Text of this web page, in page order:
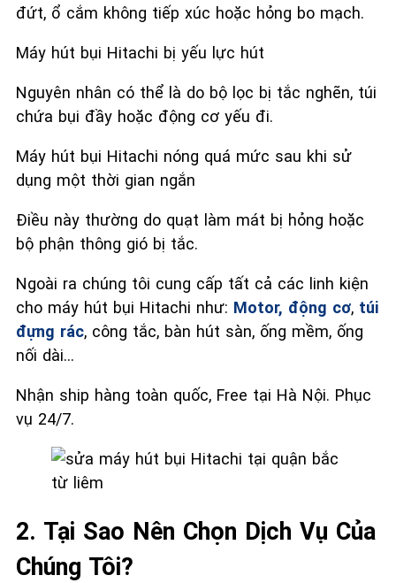
đứt, ổ cắm không tiếp xúc hoặc hỏng bo mạch.
Máy hút bụi Hitachi bị yếu lực hút
Nguyên nhân có thể là do bộ lọc bị tắc nghẽn, túi
chứa bụi đầy hoặc động cơ yếu đi.
Máy hút bụi Hitachi nóng quá mức sau khi sử
dụng một thời gian ngắn
Điều này thường do quạt làm mát bị hỏng hoặc
bộ phận thông gió bị tắc.
Ngoài ra chúng tôi cung cấp tất cả các linh kiện
cho máy hút bụi Hitachi như: Motor, động cơ, túi
đựng rác, công tắc, bàn hút sàn, ống mềm, ống
nối dài…
Nhận ship hàng toàn quốc, Free tại Hà Nội. Phục
vụ 24/7.
2. Tại Sao Nên Chọn Dịch Vụ Của
Chúng Tôi?